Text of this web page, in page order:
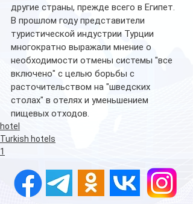
другие страны, прежде всего в Египет.
В прошлом году представители
туристической индустрии Турции
многократно выражали мнение о
необходимости отмены системы "все
включено" с целью борьбы с
расточительством на "шведских
столах" в отелях и уменьшением
пищевых отходов.
hotel
Turkish hotels
1